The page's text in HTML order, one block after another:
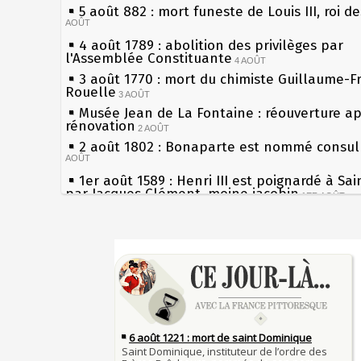
5 août 882 : mort funeste de Louis III, roi
AOÛT
4 août 1789 : abolition des privilèges par
l'Assemblée Constituante 4 AOÛT
3 août 1770 : mort du chimiste Guillaume-
Rouelle 3 AOÛT
Musée Jean de La Fontaine : réouverture
rénovation 2 AOÛT
2 août 1802 : Bonaparte est nommé
AOÛT
1er août 1589 : Henri III est poignardé à
par Jacques Clément, moine jacobin 1ER AOÛT
Chocolat Poulain 30 JUILLET
29 juillet 1881 : loi sur la liberté de la
28 juillet 1794 : supplice de Robespierre
partie de ses complices 28 JUILLET
27 juillet 1214 : bataille de Bouvines et
Français sur l'empereur Otton IV allié des
les siècles
27 mai 1610 : supplice de François
du roi Henri IV
Pierre qui roule n'amasse pas mousse
Qui aime bien châtie bien
Tout vient à point à qui sait attendre